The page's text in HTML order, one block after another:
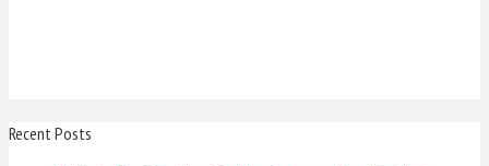
Recent Posts